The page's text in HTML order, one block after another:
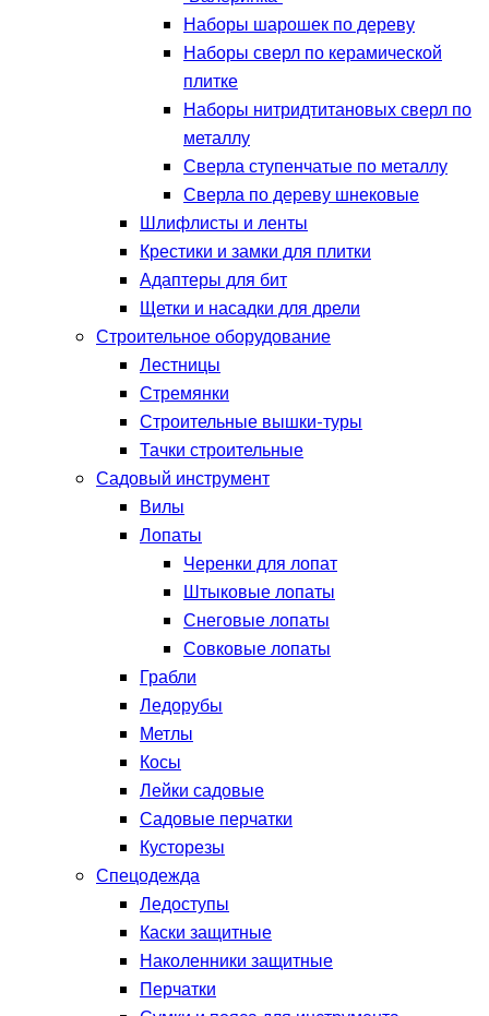
Наборы шарошек по дереву
Наборы сверл по керамической
плитке
Наборы нитридтитановых сверл по
металлу
Сверла ступенчатые по металлу
Сверла по дереву шнековые
Шлифлисты и ленты
Крестики и замки для плитки
Адаптеры для бит
Щетки и насадки для дрели
Строительное оборудование
Лестницы
Стремянки
Строительные вышки-туры
Тачки строительные
Садовый инструмент
Вилы
Лопаты
Черенки для лопат
Штыковые лопаты
Снеговые лопаты
Совковые лопаты
Грабли
Ледорубы
Метлы
Косы
Лейки садовые
Садовые перчатки
Кусторезы
Спецодежда
Ледоступы
Каски защитные
Наколенники защитные
Перчатки